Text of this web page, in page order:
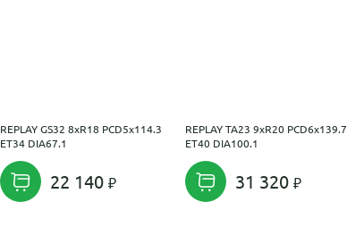
REPLAY GS32 8xR18 PCD5x114.3
ET34 DIA67.1
22 140
REPLAY TA23 9xR20 PCD6x139.7
ET40 DIA100.1
31 320